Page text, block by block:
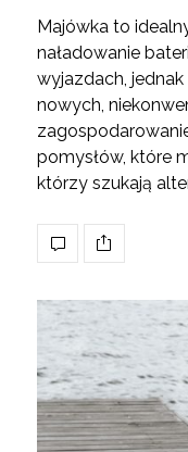
Majówka to
naładowanie
wyjazdach,
nowych,
pomysłów, które
którzy szukają